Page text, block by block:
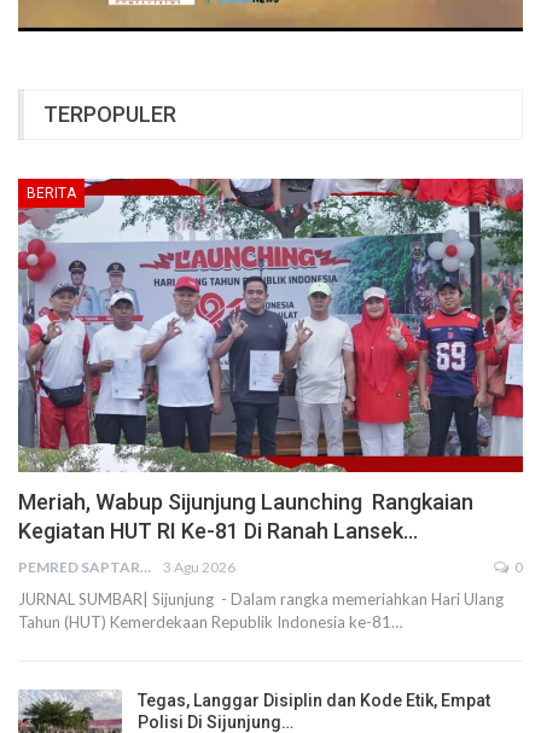
TERPOPULER
BERITA
Meriah, Wabup Sijunjung Launching Rangkaian
Kegiatan HUT RI Ke-81 Di Ranah Lansek…
PEMRED SAPTARIUS 3 Agu 2026 0
JURNAL SUMBAR| Sijunjung - Dalam rangka memeriahkan Hari Ulang
Tahun (HUT) Kemerdekaan Republik Indonesia ke-81…
Tegas, Langgar Disiplin dan Kode Etik, Empat
Polisi Di Sijunjung…